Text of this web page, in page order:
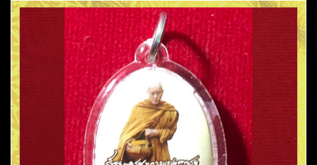
วัด
กัลยาณ
ธัม
โม
อ.วานร
นิ
วาศ
จ.สกลนคร
ชิ้น